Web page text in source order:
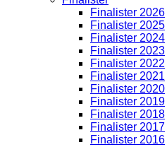
Finalister 2026
Finalister 2025
Finalister 2024
Finalister 2023
Finalister 2022
Finalister 2021
Finalister 2020
Finalister 2019
Finalister 2018
Finalister 2017
Finalister 2016